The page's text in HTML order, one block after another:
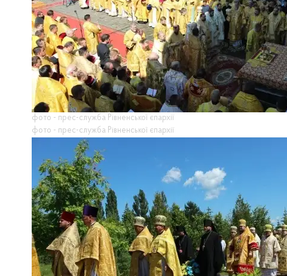
фото - прес-служба Рівненської єпархії
фото - прес-служба Рівненської єпархії